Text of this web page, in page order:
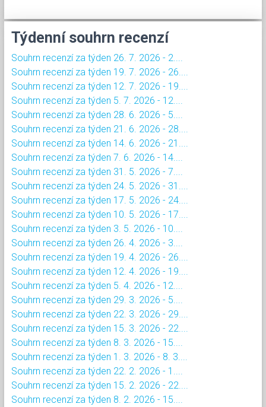
Týdenní souhrn recenzí
Souhrn recenzí za týden 26. 7. 2026 - 2....
Souhrn recenzí za týden 19. 7. 2026 - 26....
Souhrn recenzí za týden 12. 7. 2026 - 19....
Souhrn recenzí za týden 5. 7. 2026 - 12....
Souhrn recenzí za týden 28. 6. 2026 - 5....
Souhrn recenzí za týden 21. 6. 2026 - 28....
Souhrn recenzí za týden 14. 6. 2026 - 21....
Souhrn recenzí za týden 7. 6. 2026 - 14....
Souhrn recenzí za týden 31. 5. 2026 - 7....
Souhrn recenzí za týden 24. 5. 2026 - 31....
Souhrn recenzí za týden 17. 5. 2026 - 24....
Souhrn recenzí za týden 10. 5. 2026 - 17....
Souhrn recenzí za týden 3. 5. 2026 - 10....
Souhrn recenzí za týden 26. 4. 2026 - 3....
Souhrn recenzí za týden 19. 4. 2026 - 26....
Souhrn recenzí za týden 12. 4. 2026 - 19....
Souhrn recenzí za týden 5. 4. 2026 - 12....
Souhrn recenzí za týden 29. 3. 2026 - 5....
Souhrn recenzí za týden 22. 3. 2026 - 29....
Souhrn recenzí za týden 15. 3. 2026 - 22....
Souhrn recenzí za týden 8. 3. 2026 - 15....
Souhrn recenzí za týden 1. 3. 2026 - 8. 3....
Souhrn recenzí za týden 22. 2. 2026 - 1....
Souhrn recenzí za týden 15. 2. 2026 - 22....
Souhrn recenzí za týden 8. 2. 2026 - 15....